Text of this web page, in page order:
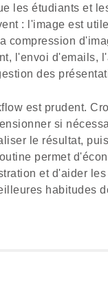
les étudiants et
: l'image est
compression
l'envoi d'emails,
des
est prudent.
si
le résultat,
permet
et d'aider
habitudes